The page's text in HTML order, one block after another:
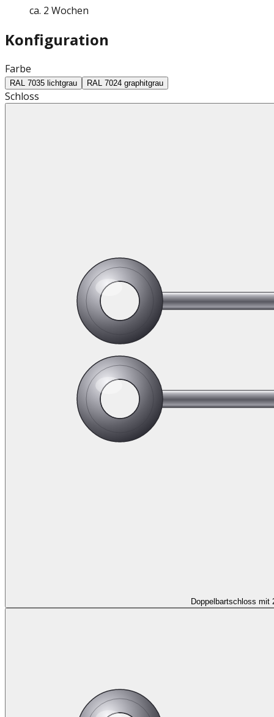
ca. 2 Wochen
Konfiguration
Farbe
RAL 7035 lichtgrau RAL 7024 graphitgrau
Schloss
Doppelbartschloss mit